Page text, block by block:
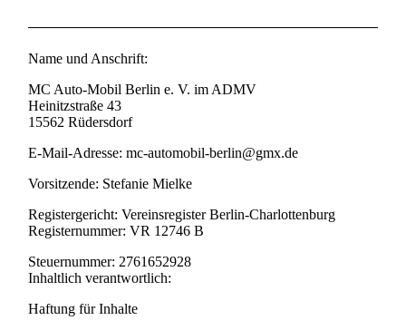
Name und Anschrift:
MC Auto-Mobil Berlin e. V. im ADMV
Heinitzstraße 43
15562 Rüdersdorf
E-Mail-Adresse: mc-automobil-berlin@gmx.de
Vorsitzende: Stefanie Mielke
Registergericht: Vereinsregister Berlin-Charlottenburg
Registernummer: VR 12746 B
Steuernummer: 2761652928
Inhaltlich verantwortlich:
Haftung für Inhalte